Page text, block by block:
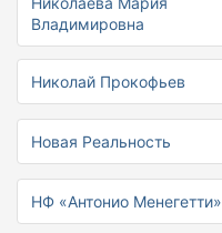
Владимировна
Николай Прокофьев
Новая Реальность
НФ «Антонио Менегетти»